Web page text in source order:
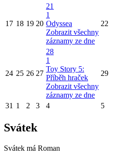
17 18 19 20
21
1
Odyssea
Zobrazit všechny
záznamy ze dne
22
24 25 26 27
28
1
Toy Story 5:
Příběh hraček
Zobrazit všechny
záznamy ze dne
29
31 1 2 3 4 5
Svátek
Svátek má Roman